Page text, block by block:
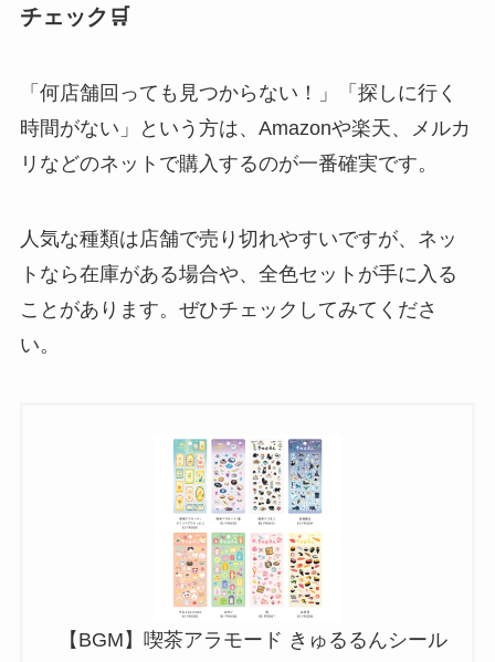
チェック🛒
「何店舗回っても見つからない！」「探しに行く
時間がない」という方は、Amazonや楽天、メルカ
リなどのネットで購入するのが一番確実です。
人気な種類は店舗で売り切れやすいですが、ネッ
トなら在庫がある場合や、全色セットが手に入る
ことがあります。ぜひチェックしてみてくださ
い。
【BGM】喫茶アラモード きゅるるんシール